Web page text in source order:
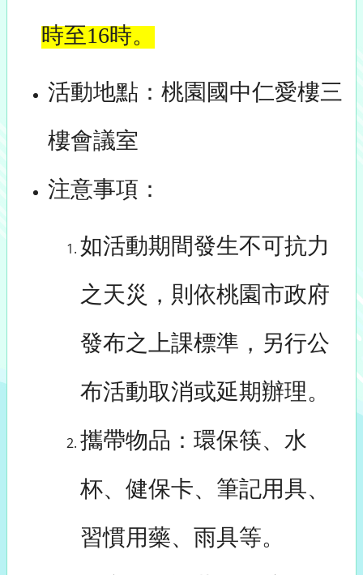
時至16時。
活動地點：桃園國中仁愛樓三
樓會議室
注意事項：
如活動期間發生不可抗力
之天災，則依桃園市政府
發布之上課標準，另行公
布活動取消或延期辦理。
攜帶物品：環保筷、水
杯、健保卡、筆記用具、
習慣用藥、雨具等。